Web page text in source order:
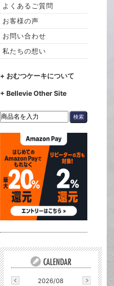
よくあるご質問
お客様の声
お問い合わせ
私たちの想い
+ おむつケーキについて
+ Bellevie Other Site
2026/08